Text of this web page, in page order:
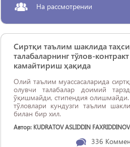
На рассмотрении
Сиртқи таълим шаклида
талабаларнинг тўлов-
камайтириш ҳақида
Олий таълим муассасаларида
олувчи талабалар доимий
ўқишмайди, стипендия
тўловлари кундузги таълим
билан бир хил.
Автор: KUDRATOV ASLIDDIN
336